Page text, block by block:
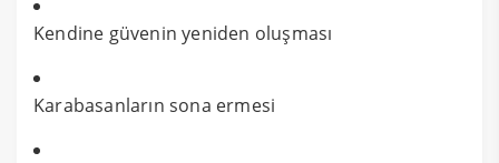
Kendine güvenin yeniden oluşması
Karabasanların sona ermesi